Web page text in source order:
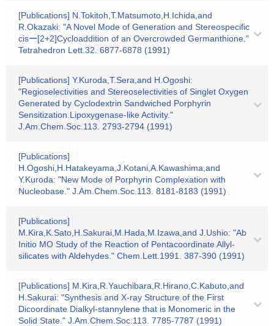
[Publications] N.Tokitoh,T.Matsumoto,H.Ichida,and
R.Okazaki: "A Novel Mode of Generation and Stereospecific
cisー[2+2]Cycloaddition of an Overcrowded Germanthione."
Tetrahedron Lett.32. 6877-6878 (1991)
[Publications] Y.Kuroda,T.Sera,and H.Ogoshi:
"Regioselectivities and Stereoselectivities of Singlet Oxygen
Generated by Cyclodextrin Sandwiched Porphyrin
Sensitization.Lipoxygenase-like Activity."
J.Am.Chem.Soc.113. 2793-2794 (1991)
[Publications]
H.Ogoshi,H.Hatakeyama,J.Kotani,A.Kawashima,and
Y.Kuroda: "New Mode of Porphyrin Complexation with
Nucleobase." J.Am.Chem.Soc.113. 8181-8183 (1991)
[Publications]
M.Kira,K.Sato,H.Sakurai,M.Hada,M.Izawa,and J.Ushio: "Ab
Initio MO Study of the Reaction of Pentacoordinate Allyl-
silicates with Aldehydes." Chem.Lett.1991. 387-390 (1991)
[Publications] M.Kira,R.Yauchibara,R.Hirano,C.Kabuto,and
H.Sakurai: "Synthesis and X-ray Structure of the First
Dicoordinate Dialkyl-stannylene that is Monomeric in the
Solid State." J.Am.Chem.Soc.113. 7785-7787 (1991)